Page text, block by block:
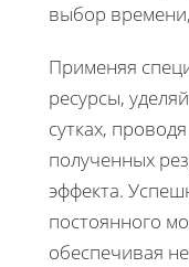
выбор
Применяя
ресурсы,
сутках,
полученных
эффекта.
постоянного
обеспечивая